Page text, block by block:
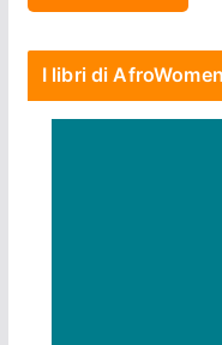
I libri di